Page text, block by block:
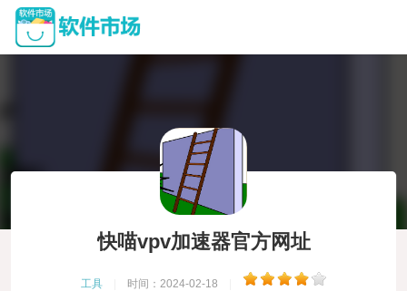
快喵vpv加速器官方网址
工具 时间：2024-02-18